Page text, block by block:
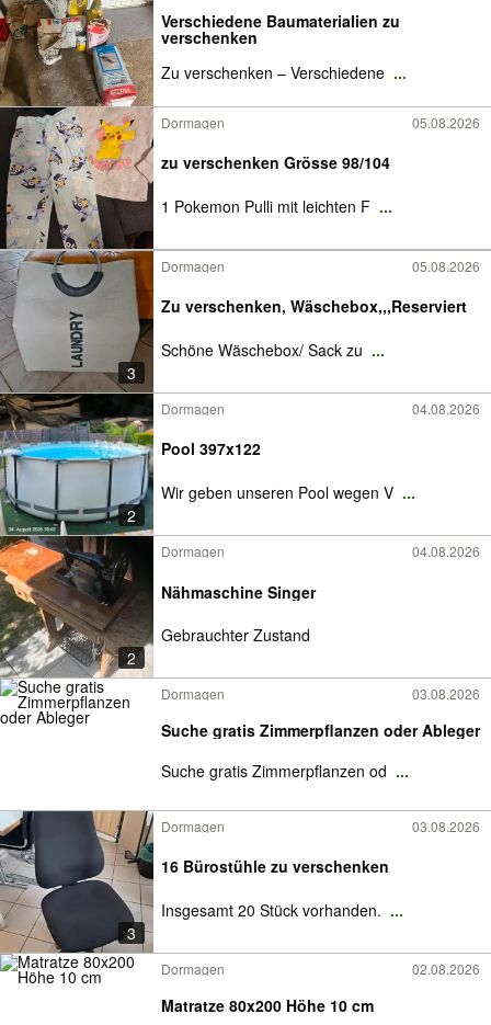
Verschiedene Baumaterialien zu
verschenken
Zu verschenken – Verschiedene ...
Dormagen 05.08.2026
zu verschenken Grösse 98/104
1 Pokemon Pulli mit leichten F ...
3
Dormagen 05.08.2026
Zu verschenken, Wäschebox,,,Reserviert
Schöne Wäschebox/ Sack zu ...
2
Dormagen 04.08.2026
Pool 397x122
Wir geben unseren Pool wegen V ...
2
Dormagen 04.08.2026
Nähmaschine Singer
Gebrauchter Zustand
Dormagen 03.08.2026
Suche gratis Zimmerpflanzen oder Ableger
Suche gratis Zimmerpflanzen od ...
3
Dormagen 03.08.2026
16 Bürostühle zu verschenken
Insgesamt 20 Stück vorhanden. ...
Dormagen 02.08.2026
Matratze 80x200 Höhe 10 cm